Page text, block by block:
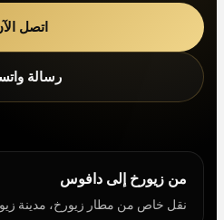
اتصل
رسالة
من زيورخ إلى دافوس
نقل خاص من مطار زيورخ، مدينة